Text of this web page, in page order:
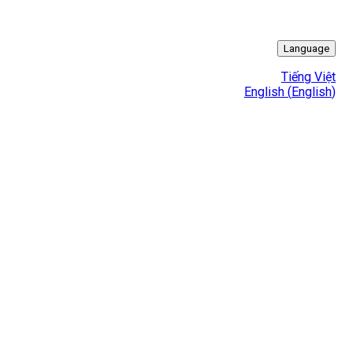
Language
Tiếng Việt
English (English)